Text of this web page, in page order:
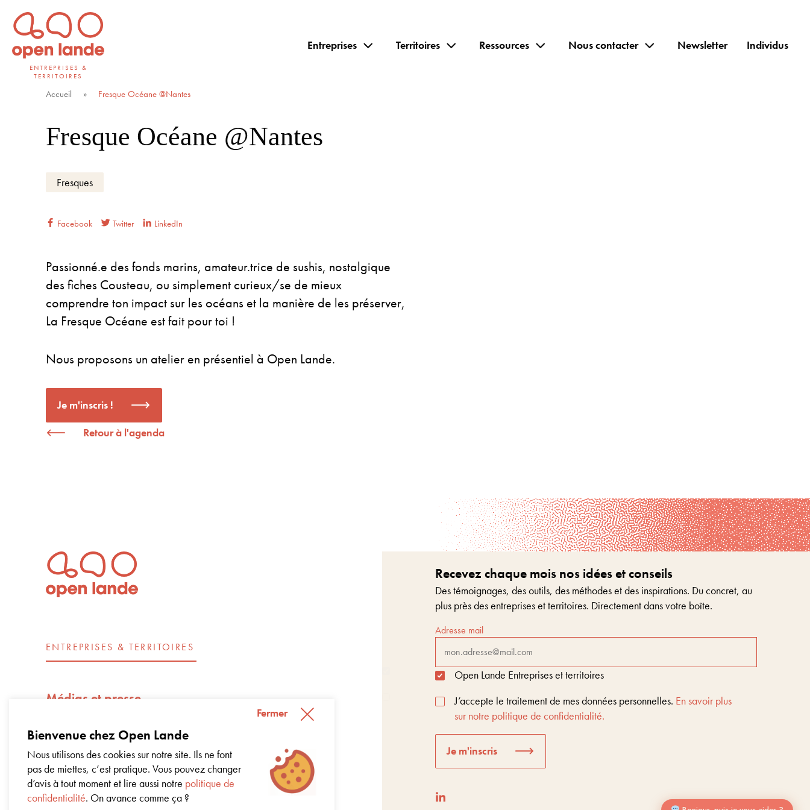
Aller
directement
au
contenuENTREPRISES &
TERRITOIRES
Open Lande
Entreprises & territoires
Entreprises Territoires Ressources Nous contacter Newsletter Individus
Accueil » Fresque Océane @Nantes
Fresque Océane @Nantes
Fresques
Facebook Twitter LinkedIn
Passionné.e des fonds marins, amateur.trice de sushis, nostalgique
des fiches Cousteau, ou simplement curieux/se de mieux
comprendre ton impact sur les océans et la manière de les préserver,
La Fresque Océane est fait pour toi !
Nous proposons un atelier en présentiel à Open Lande.
Je m'inscris !
Retour à l'agenda
ENTREPRISES & TERRITOIRES
Médias et presse
Open Lande recrute
Nos engagements d’entreprise – Impact Score
Livre blanc sur la régénération
Recevez chaque mois nos idées et conseils
Des témoignages, des outils, des méthodes et des inspirations. Du concret, au
plus près des entreprises et territoires. Directement dans votre boîte.
Adresse mail
Open Lande Entreprises et territoires
J’accepte le traitement de mes données personnelles. En savoir plus
sur notre politique de confidentialité.
Je m'inscris
Bienvenue chez Open Lande
Fermer
Nous utilisons des cookies sur notre site. Ils ne font
pas de miettes, c’est pratique. Vous pouvez changer
d’avis à tout moment et lire aussi notre politique de
confidentialité. On avance comme ça ?